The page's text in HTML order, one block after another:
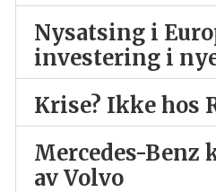
Nysatsing i
investering i
Krise? Ikke hos
Mercedes-Benz
av Volvo